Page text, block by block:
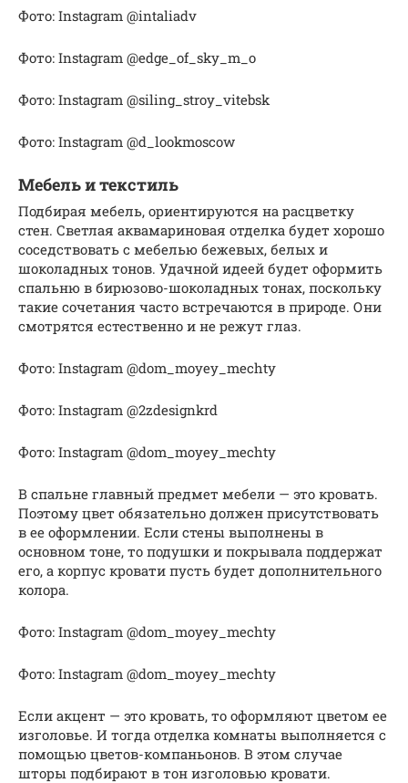
Фото: Instagram @intaliadv
Фото: Instagram @edge_of_sky_m_o
Фото: Instagram @siling_stroy_vitebsk
Фото: Instagram @d_lookmoscow
Мебель и текстиль
Подбирая мебель, ориентируются на расцветку
стен. Светлая аквамариновая отделка будет хорошо
соседствовать с мебелью бежевых, белых и
шоколадных тонов. Удачной идеей будет оформить
спальню в бирюзово-шоколадных тонах, поскольку
такие сочетания часто встречаются в природе. Они
смотрятся естественно и не режут глаз.
Фото: Instagram @dom_moyey_mechty
Фото: Instagram @2zdesignkrd
Фото: Instagram @dom_moyey_mechty
В спальне главный предмет мебели — это кровать.
Поэтому цвет обязательно должен присутствовать
в ее оформлении. Если стены выполнены в
основном тоне, то подушки и покрывала поддержат
его, а корпус кровати пусть будет дополнительного
колора.
Фото: Instagram @dom_moyey_mechty
Фото: Instagram @dom_moyey_mechty
Если акцент — это кровать, то оформляют цветом ее
изголовье. И тогда отделка комнаты выполняется с
помощью цветов-компаньонов. В этом случае
шторы подбирают в тон изголовью кровати.